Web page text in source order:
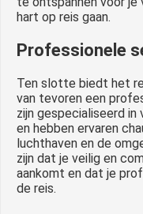
hart op reis gaan.
Professionele
Ten slotte biedt het
van tevoren een
zijn gespecialiseerd in
en hebben ervaren
luchthaven en de
zijn dat je veilig en
aankomt en dat je
de reis.